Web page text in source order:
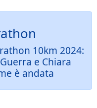
10km 2024:
e Chiara
è andata